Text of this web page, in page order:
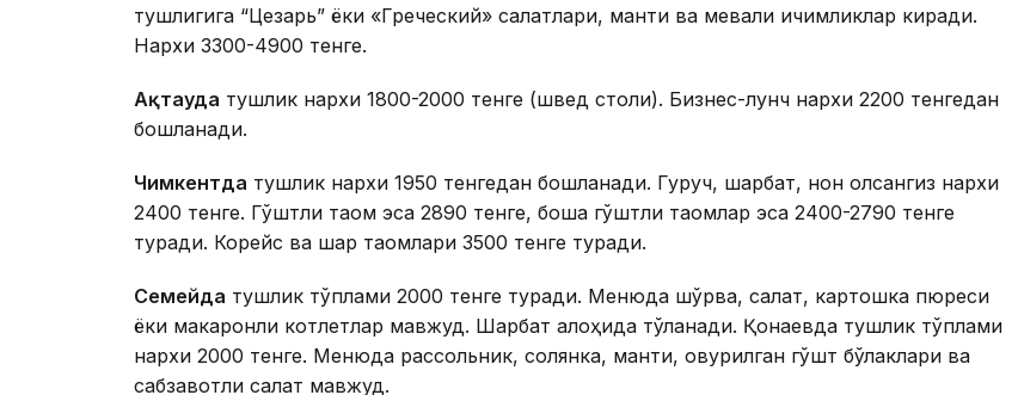
тушлигига “Цезарь” ёки «Греческий» салатлари, манти ва мевали ичимликлар киради.
Нархи 3300-4900 тенге.
Ақтауда тушлик нархи 1800-2000 тенге (швед столи). Бизнес-лунч нархи 2200 тенгедан
бошланади.
Чимкентда тушлик нархи 1950 тенгедан бошланади. Гуруч, шарбат, нон олсангиз нархи
2400 тенге. Гўштли таом эса 2890 тенге, бошқа гўштли таомлар эса 2400-2790 тенге
туради. Корейс ва шарқ таомлари 3500 тенге туради.
Семейда тушлик тўплами 2000 тенге туради. Менюда шўрва, салат, картошка пюреси
ёки макаронли котлетлар мавжуд. Шарбат алоҳида тўланади. Қонаевда тушлик тўплами
нархи 2000 тенге. Менюда рассольник, солянка, манти, қовурилган гўшт бўлаклари ва
сабзавотли салат мавжуд.